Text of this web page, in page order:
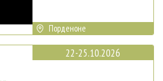
Порденоне
22-25.10.2026